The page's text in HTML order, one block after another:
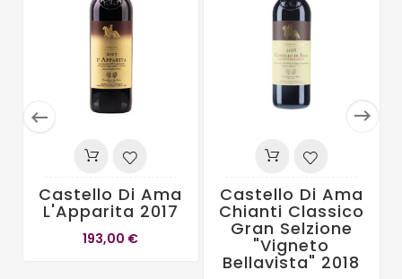
 
Castello Di Ama
L'Apparita 2017
193,00 €
Castello Di Ama
Chianti Classico
Gran Selzione
"Vigneto
Bellavista" 2018